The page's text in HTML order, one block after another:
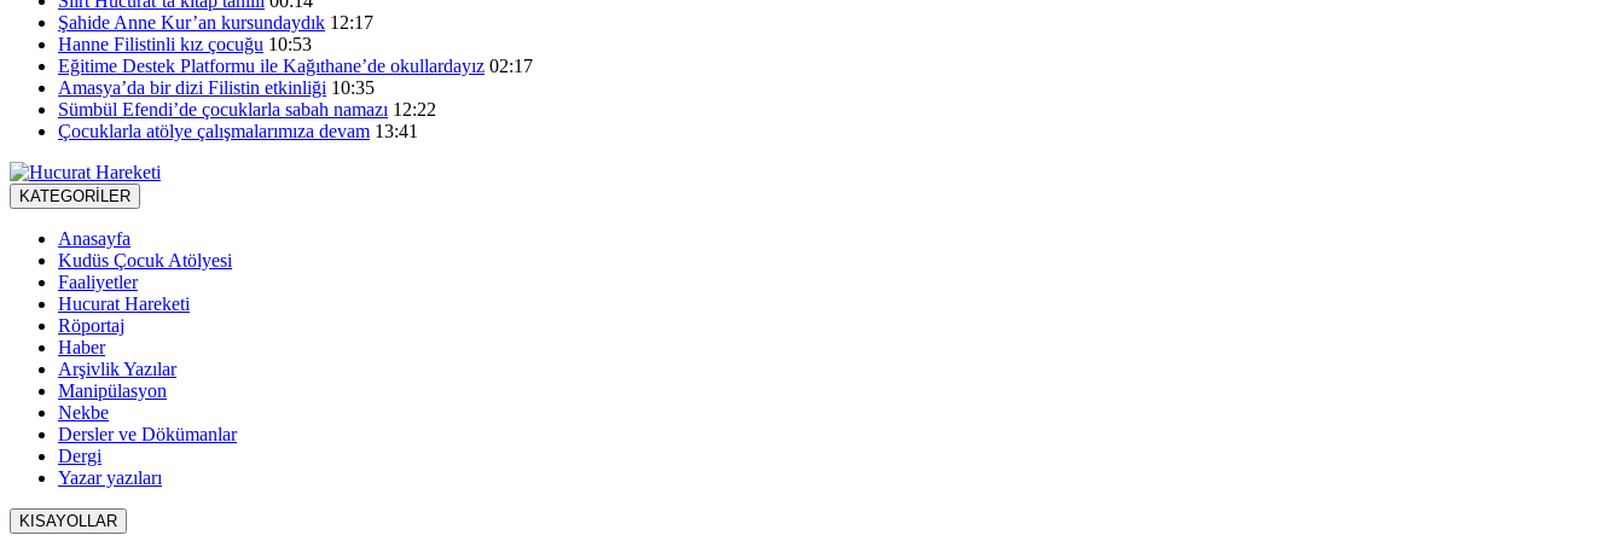
Şahide Anne Kur’an kursundaydık 12:17
Hanne Filistinli kız çocuğu 10:53
Eğitime Destek Platformu ile Kağıthane’de okullardayız 02:17
Amasya’da bir dizi Filistin etkinliği 10:35
Sümbül Efendi’de çocuklarla sabah namazı 12:22
Çocuklarla atölye çalışmalarımıza devam 13:41
KATEGORİLER
Anasayfa
Kudüs Çocuk Atölyesi
Faaliyetler
Hucurat Hareketi
Röportaj
Haber
Arşivlik Yazılar
Manipülasyon
Nekbe
Dersler ve Dökümanlar
Dergi
Yazar yazıları
KISAYOLLAR